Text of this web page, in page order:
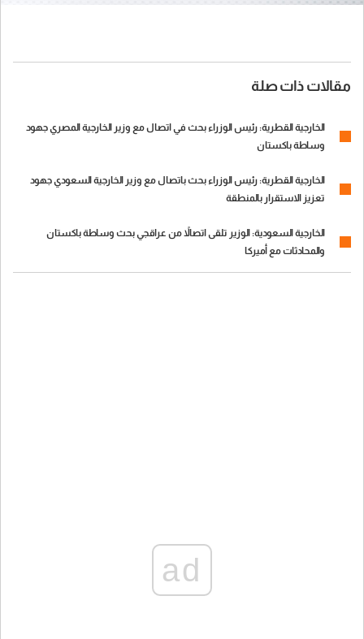
مقالات ذات صلة
الخارجية القطرية: رئيس الوزراء بحث في اتصال مع وزير الخارجية المصري جهود
وساطة باكستان
الخارجية القطرية: رئيس الوزراء بحث باتصال مع وزير الخارجية السعودي جهود
تعزيز الاستقرار بالمنطقة
الخارجية السعودية: الوزير تلقى اتصالاً من عراقجي بحث وساطة باكستان
والمحادثات مع أميركا
ad